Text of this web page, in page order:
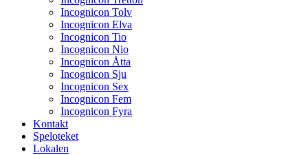
Incognicon Tolv
Incognicon Elva
Incognicon Tio
Incognicon Nio
Incognicon Åtta
Incognicon Sju
Incognicon Sex
Incognicon Fem
Incognicon Fyra
Kontakt
Speloteket
Lokalen